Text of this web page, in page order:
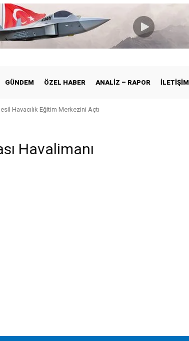
GÜNDEM ÖZEL HABER ANALIZ – RAPOR İLETIŞIM
Havacılık Eğitim Merkezini Açtı
Havalimanı